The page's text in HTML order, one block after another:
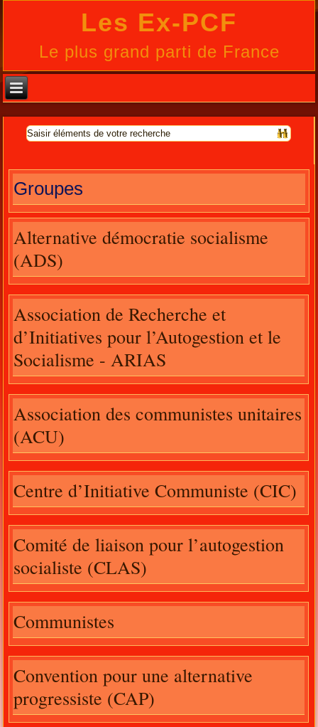
Les Ex-PCF
Le plus grand parti de France
Groupes
Alternative démocratie socialisme
(ADS)
Association de Recherche et
d’Initiatives pour l’Autogestion et le
Socialisme - ARIAS
Association des communistes unitaires
(ACU)
Centre d’Initiative Communiste (CIC)
Comité de liaison pour l’autogestion
socialiste (CLAS)
Communistes
Convention pour une alternative
progressiste (CAP)